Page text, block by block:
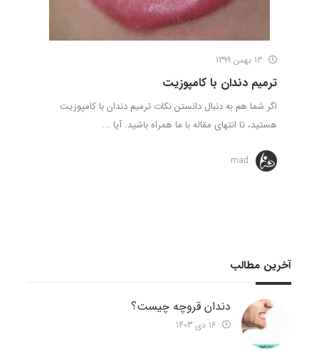
ترمیم دندان با کامپوزیت
اگر شما هم به دنبال دانستن نکات ترمیم دندان با کامپوزیت
هستید، تا انتهای مقاله با ما همراه باشید. آیا ...
mad
آخرین مطالب
دندان قروچه چیست؟